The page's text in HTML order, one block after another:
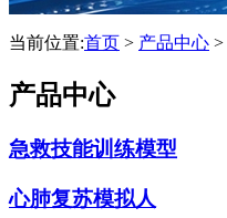
当前位置:首页 > 产品中心 >
产品中心
急救技能训练模型
心肺复苏模拟人